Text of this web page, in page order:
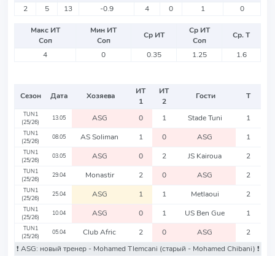
2
5 13 -0.9 4 0 1 0
Макс ИТ
Соп
Мин ИТ
Соп
Ср ИТ
Ср ИТ
Соп
Ср. Т
4
0 0.35 1.25 1.6
Сезон Дата Хозяева
ИТ
1
ИТ
2
Гости Т
TUN1
(25/26)
13.05 ASG 0 1 Stade Tuni 1
TUN1
(25/26)
08.05 AS Soliman 1 0 ASG 1
TUN1
(25/26)
03.05 ASG 0 2 JS Kairoua 2
TUN1
(25/26)
29.04 Monastir 2 0 ASG 2
TUN1
(25/26)
25.04 ASG 1 1 Metlaoui 2
TUN1
(25/26)
10.04 ASG 0 1 US Ben Gue 1
TUN1
(25/26)
05.04 Club Afric 2 0 ASG
2
❗️ ASG: новый тренер - Mohamed Tlemcani (старый - Mohamed Chibani) ❗️